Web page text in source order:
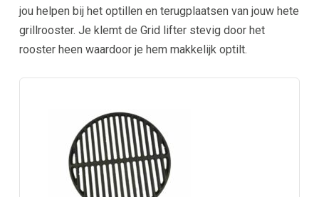
jou helpen bij het optillen en terugplaatsen van jouw hete
grillrooster. Je klemt de Grid lifter stevig door het
rooster heen waardoor je hem makkelijk optilt.